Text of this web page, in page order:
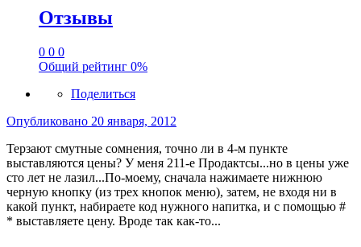
Отзывы
0 0 0
Общий рейтинг 0%
Поделиться
Опубликовано 20 января, 2012
Терзают смутные сомнения, точно ли в 4-м пункте
выставляются цены? У меня 211-е Продактсы...но в цены уже
сто лет не лазил...По-моему, сначала нажимаете нижнюю
черную кнопку (из трех кнопок меню), затем, не входя ни в
какой пункт, набираете код нужного напитка, и с помощью #
* выставляете цену. Вроде так как-то...